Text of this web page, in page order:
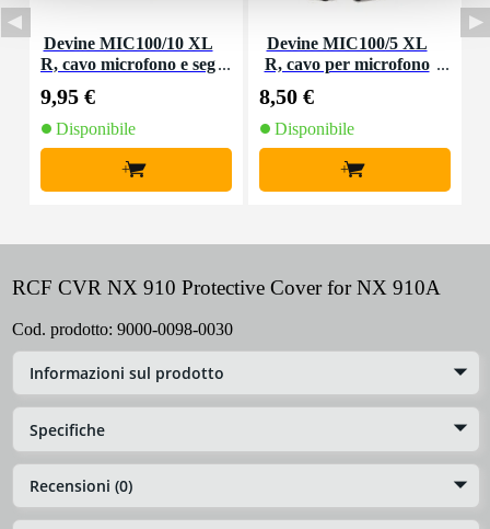
Devine MIC100/10 XL
R, cavo microfono e seg
9,95 €
Disponibile
+
Devine MIC100/5 XL
R, cavo per microfono
8,50 €
Disponibile
+
RCF CVR NX 910 Protective Cover for NX 910A
Cod. prodotto: 9000-0098-0030
Informazioni sul prodotto
Specifiche
Recensioni (0)